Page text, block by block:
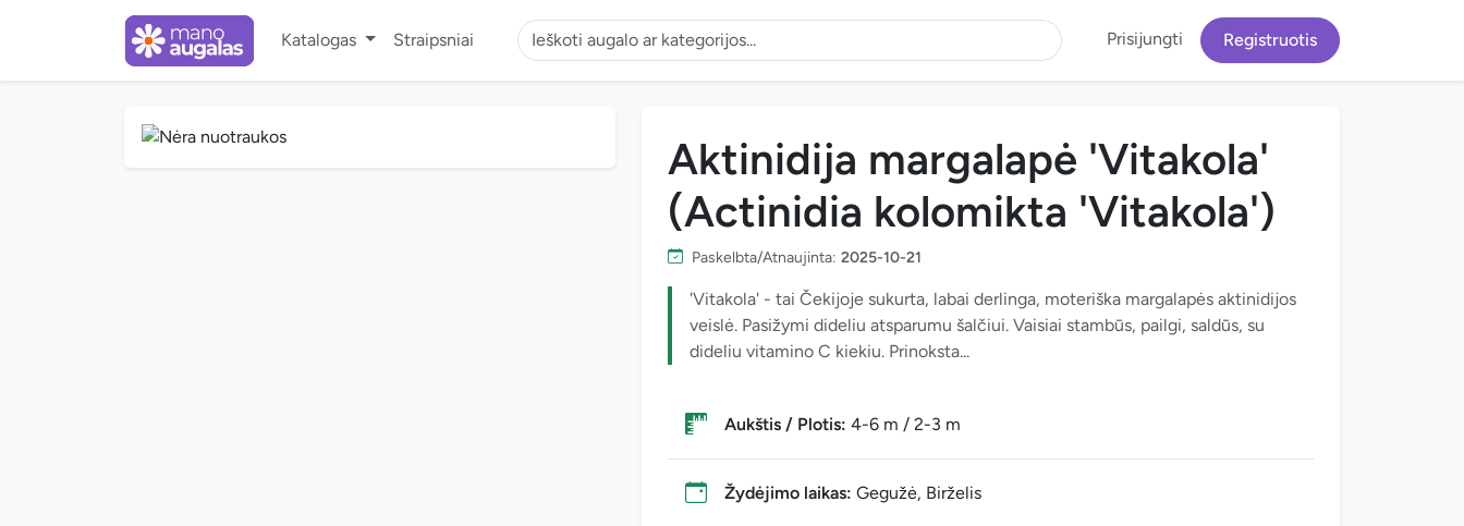
Katalogas Straipsniai Prisijungti Registruotis
Aktinidija margalapė 'Vitakola'
(Actinidia kolomikta 'Vitakola')
Paskelbta/Atnaujinta: 2025-10-21
'Vitakola' - tai Čekijoje sukurta, labai derlinga, moteriška margalapės aktinidijos
veislė. Pasižymi dideliu atsparumu šalčiui. Vaisiai stambūs, pailgi, saldūs, su
dideliu vitamino C kiekiu. Prinoksta...
Aukštis / Plotis: 4-6 m / 2-3 m
Žydėjimo laikas: Gegužė, Birželis